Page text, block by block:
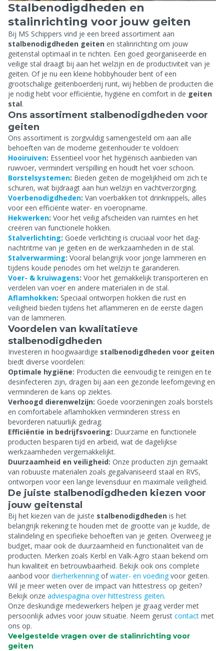
Stalbenodigdheden en
stalinrichting voor jouw geiten
Bij MS Schippers vind je een breed assortiment aan
stalbenodigdheden geiten en stalinrichting om jouw
geitenstal optimaal in te richten. Een goed georganiseerde en
veilige stal draagt bij aan het welzijn en de productiviteit van je
geiten. Of je nu een kleine hobbyhouder bent of een
grootschalige geitenboerderij runt, wij hebben de producten die
je nodig hebt voor efficiëntie, hygiëne en comfort in de geiten
stal.
Ons assortiment stalbenodigdheden voor
geiten
Ons assortiment is zorgvuldig samengesteld om aan alle
behoeften van de moderne geitenhouder te voldoen:
Hooiruiven: Essentieel voor het hygiënisch aanbieden van
ruwvoer, vermindert verspilling en houdt het voer schoon.
Borstelsystemen: Bieden geiten de mogelijkheid om zich te
schuren, wat bijdraagt aan hun welzijn en vachtverzorging.
Voerbenodigdheden: Van voerbakken tot drinknippels, alles
voor een efficiënte water- en voeropname.
Hekwerken: Voor het veilig afscheiden van ruimtes en het
creëren van functionele hokken.
Stalverlichting: Goede verlichting is cruciaal voor het dag-
nachtritme van je geiten en de werkzaamheden in de stal.
Stalverwarming: Vooral belangrijk voor jonge lammeren en
tijdens koude periodes om het welzijn te garanderen.
Voer- & kruiwagens: Voor het gemakkelijk transporteren en
verdelen van voer en andere materialen in de stal.
Aflamhokken: Speciaal ontworpen hokken die rust en
veiligheid bieden tijdens het aflammeren en de eerste dagen
van de lammeren.
Voordelen van kwalitatieve
stalbenodigdheden
Investeren in hoogwaardige stalbenodigdheden voor geiten
biedt diverse voordelen:
Optimale hygiëne: Producten die eenvoudig te reinigen en te
desinfecteren zijn, dragen bij aan een gezonde leefomgeving en
verminderen de kans op ziektes.
Verhoogd dierenwelzijn: Goede voorzieningen zoals borstels
en comfortabele aflamhokken verminderen stress en
bevorderen natuurlijk gedrag.
Efficiëntie in bedrijfsvoering: Duurzame en functionele
producten besparen tijd en arbeid, wat de dagelijkse
werkzaamheden vergemakkelijkt.
Duurzaamheid en veiligheid: Onze producten zijn gemaakt
van robuuste materialen zoals gegalvaniseerd staal en RVS,
ontworpen voor een lange levensduur en maximale veiligheid.
De juiste stalbenodigdheden kiezen voor
jouw geitenstal
Bij het kiezen van de juiste stalbenodigdheden is het
belangrijk rekening te houden met de grootte van je kudde, de
stalindeling en specifieke behoeften van je geiten. Overweeg je
budget, maar ook de duurzaamheid en functionaliteit van de
producten. Merken zoals Kerbl en Valk-Agro staan bekend om
hun kwaliteit en betrouwbaarheid. Bekijk ook ons complete
aanbod voor dierherkenningofwater- en voedingvoor geiten.
Wil je meer weten over de impact van hittestress op geiten?
Bekijk onze adviespagina over hittestress geiten.
Onze deskundige medewerkers helpen je graag verder met
persoonlijk advies voor jouw situatie. Neem gerust contact met
ons op.
Veelgestelde vragen over de stalinrichting voor
geiten